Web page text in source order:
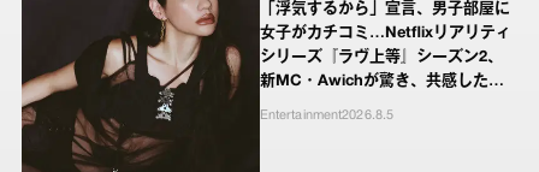
「浮気するから」宣言、男子部屋に
女子がカチコミ…Netflixリアリティ
シリーズ『ラヴ上等』シーズン2、
新MC・Awichが驚き、共感したヤ
Entertainment2026.8.5